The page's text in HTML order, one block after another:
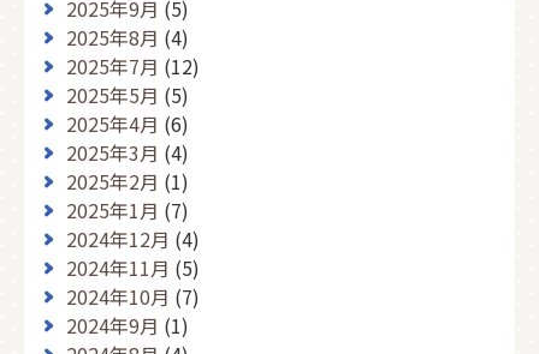
2025年9月 (5)
2025年8月 (4)
2025年7月 (12)
2025年5月 (5)
2025年4月 (6)
2025年3月 (4)
2025年2月 (1)
2025年1月 (7)
2024年12月 (4)
2024年11月 (5)
2024年10月 (7)
2024年9月 (1)